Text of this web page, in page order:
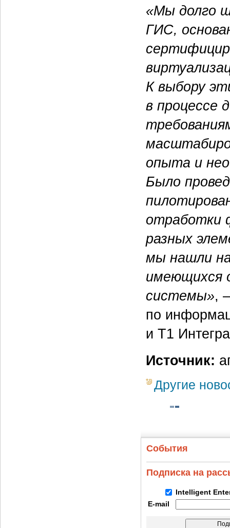
«Мы долго
ГИС,
К выбору
в процессе
опыта и
Было
отработки
разных
мы нашли
имеющихся
системы»,
по
и Т1
Источник:
Другие
События
Подписка на
Intelligent
E-mail